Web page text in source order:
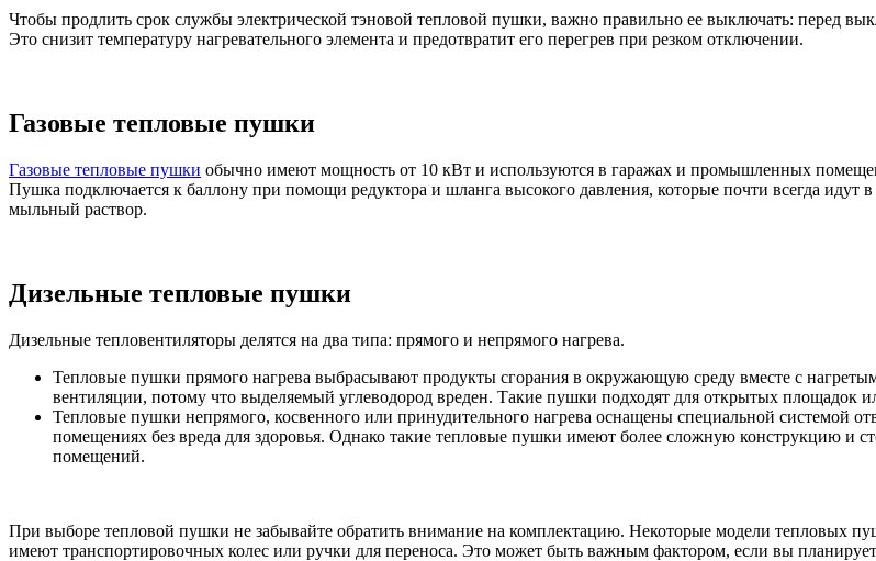
Чтобы продлить срок службы электрической тэновой тепловой пушки, важно правильно ее выключать: перед
Это снизит температуру нагревательного элемента и предотвратит его перегрев при резком отключении.
Газовые тепловые пушки
Газовые тепловые пушки обычно имеют мощность от 10 кВт и используются в гаражах и промышленных
Пушка подключается к баллону при помощи редуктора и шланга высокого давления, которые почти всегда идут
мыльный раствор.
Дизельные тепловые пушки
Дизельные тепловентиляторы делятся на два типа: прямого и непрямого нагрева.
Тепловые пушки прямого нагрева выбрасывают продукты сгорания в окружающую среду вместе с
вентиляции, потому что выделяемый углеводород вреден. Такие пушки подходят для открытых площадок
Тепловые пушки непрямого, косвенного или принудительного нагрева оснащены специальной системой
помещениях без вреда для здоровья. Однако такие тепловые пушки имеют более сложную конструкцию и
помещений.
При выборе тепловой пушки не забывайте обратить внимание на комплектацию. Некоторые модели тепловых
имеют транспортировочных колес или ручки для переноса. Это может быть важным фактором, если вы